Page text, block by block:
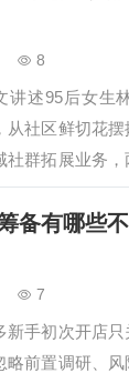
8
讲述95后女生
从社区鲜切花
社群拓展业务
店的真实创业
心逻辑，为普通
备有哪些
7
新手初次开店
略前置调研、风